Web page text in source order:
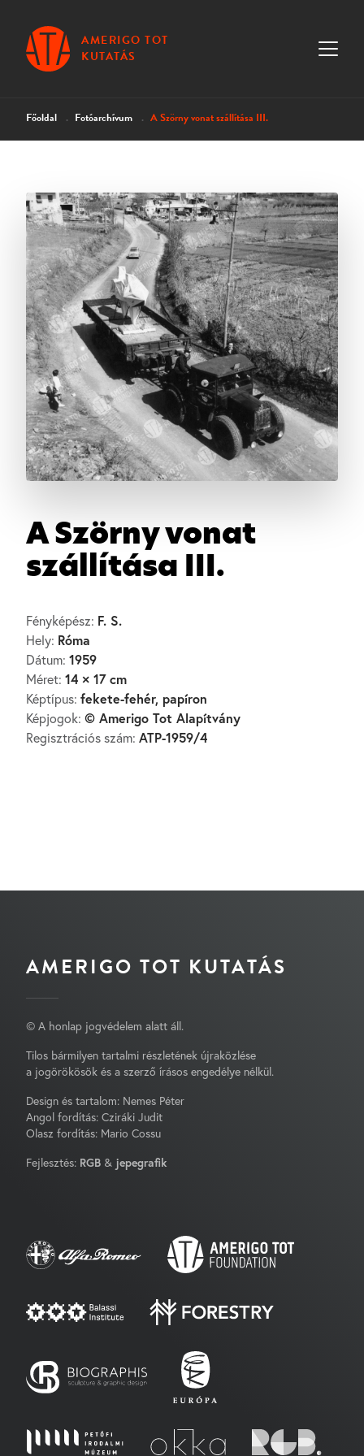
AMERIGO TOT
KUTATÁS
Főoldal Fotóarchívum A Szörny vonat szállítása III.
A Szörny vonat
szállítása III.
Fényképész: F. S.
Hely: Róma
Dátum: 1959
Méret: 14 × 17 cm
Képtípus: fekete-fehér, papíron
Képjogok: © Amerigo Tot Alapítvány
Regisztrációs szám: ATP-1959/4
AMERIGO TOT KUTATÁS
© A honlap jogvédelem alatt áll.
Tilos bármilyen tartalmi részletének újraközlése
a jogörökösök és a szerző írásos engedélye nélkül.
Design és tartalom: Nemes Péter
Angol fordítás: Cziráki Judit
Olasz fordítás: Mario Cossu
Fejlesztés: RGB & jepegrafik